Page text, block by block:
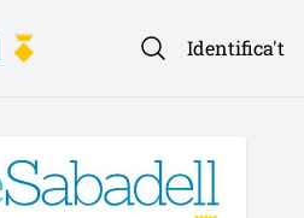
Identifica't